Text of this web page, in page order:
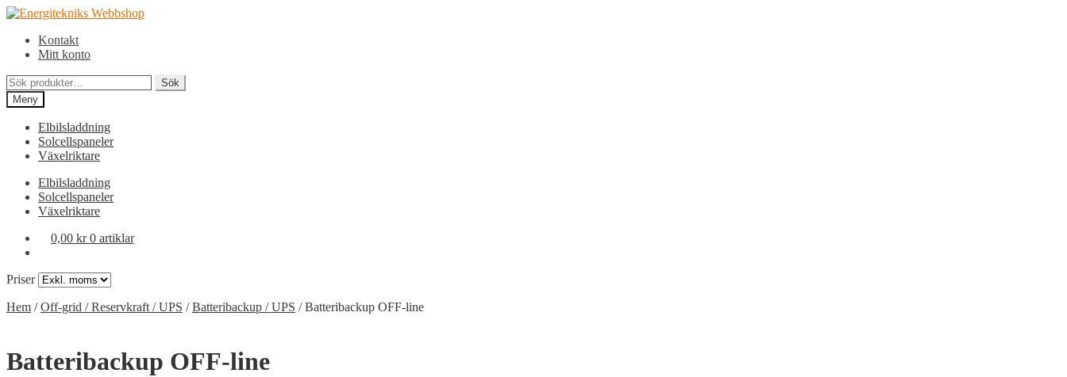
Hoppa
navigering
Hoppa
innehållKontakt
Mitt konto
Sök
efter:
Sök
Meny
Elbilsladdning
Solcellspaneler
Växelriktare
Elbilsladdning
Solcellspaneler
Växelriktare
0,00 kr 0 artiklar
Priser
Hem /Off-grid / Reservkraft / UPS /Batteribackup / UPS /Batteribackup OFF-line
Batteribackup OFF-line